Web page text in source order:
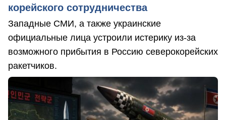
корейского сотрудничества
Западные СМИ, а также украинские
официальные лица устроили истерику из-за
возможного прибытия в Россию северокорейских
ракетчиков.